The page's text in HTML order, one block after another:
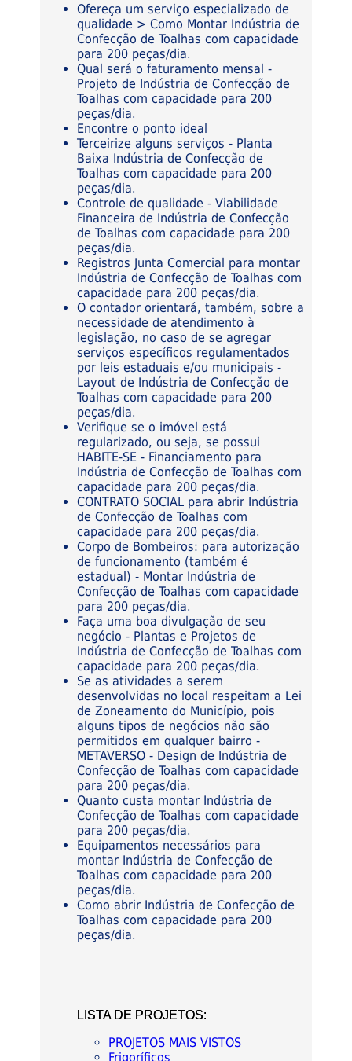
Ofereça um serviço especializado de
qualidade > Como Montar Indústria de
Confecção de Toalhas com capacidade
para 200 peças/dia.
Qual será o faturamento mensal -
Projeto de Indústria de Confecção de
Toalhas com capacidade para 200
peças/dia.
Encontre o ponto ideal
Terceirize alguns serviços - Planta
Baixa Indústria de Confecção de
Toalhas com capacidade para 200
peças/dia.
Controle de qualidade - Viabilidade
Financeira de Indústria de Confecção
de Toalhas com capacidade para 200
peças/dia.
Registros Junta Comercial para montar
Indústria de Confecção de Toalhas com
capacidade para 200 peças/dia.
O contador orientará, também, sobre a
necessidade de atendimento à
legislação, no caso de se agregar
serviços específicos regulamentados
por leis estaduais e/ou municipais -
Layout de Indústria de Confecção de
Toalhas com capacidade para 200
peças/dia.
Verifique se o imóvel está
regularizado, ou seja, se possui
HABITE-SE - Financiamento para
Indústria de Confecção de Toalhas com
capacidade para 200 peças/dia.
CONTRATO SOCIAL para abrir Indústria
de Confecção de Toalhas com
capacidade para 200 peças/dia.
Corpo de Bombeiros: para autorização
de funcionamento (também é
estadual) - Montar Indústria de
Confecção de Toalhas com capacidade
para 200 peças/dia.
Faça uma boa divulgação de seu
negócio - Plantas e Projetos de
Indústria de Confecção de Toalhas com
capacidade para 200 peças/dia.
Se as atividades a serem
desenvolvidas no local respeitam a Lei
de Zoneamento do Município, pois
alguns tipos de negócios não são
permitidos em qualquer bairro -
METAVERSO - Design de Indústria de
Confecção de Toalhas com capacidade
para 200 peças/dia.
Quanto custa montar Indústria de
Confecção de Toalhas com capacidade
para 200 peças/dia.
Equipamentos necessários para
montar Indústria de Confecção de
Toalhas com capacidade para 200
peças/dia.
Como abrir Indústria de Confecção de
Toalhas com capacidade para 200
peças/dia.
LISTA DE PROJETOS:
PROJETOS MAIS VISTOS
Frigoríficos